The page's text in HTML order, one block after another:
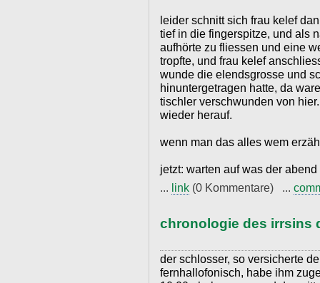
leider schnitt sich frau kelef
tief in die fingerspitze, und als
aufhörte zu fliessen und eine
tropfte, und frau kelef
wunde die elendsgrosse und
hinuntergetragen hatte, da
tischler verschwunden von
wieder herauf.
wenn man das alles wem
jetzt: warten auf was der abend
... link (0 Kommentare) ...
chronologie des irrsins
der schlosser, so versicherte
fernhallofonisch, habe ihm